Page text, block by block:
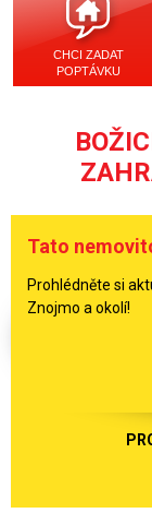
CHCI ZADAT
POPTÁVKU
Tato
Prohlédněte si
Znojmo a okolí!